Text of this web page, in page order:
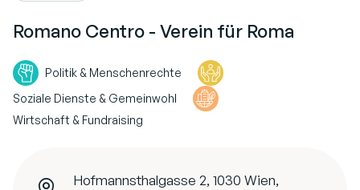
Romano Centro - Verein für Roma
Politik & Menschenrechte
Soziale Dienste & Gemeinwohl
Wirtschaft & Fundraising
Hofmannsthalgasse 2, 1030 Wien,